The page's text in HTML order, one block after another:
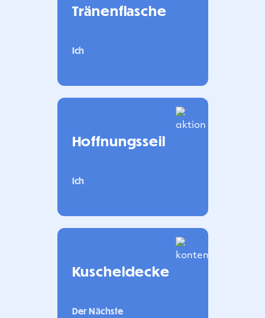
Tränenflasche
Ich
Hoffnungsseil
Ich
Kuscheldecke
Der Nächste